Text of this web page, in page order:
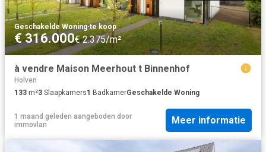
Geschakelde Woning·te koop
€ 316.000€ 2.375/m²
à vendre Maison Meerhout t Binnenhof
Holven
133 m²3 Slaapkamers1 BadkamerGeschakelde Woning
1 maand geleden aangeboden door
immovlan
Meer informatie